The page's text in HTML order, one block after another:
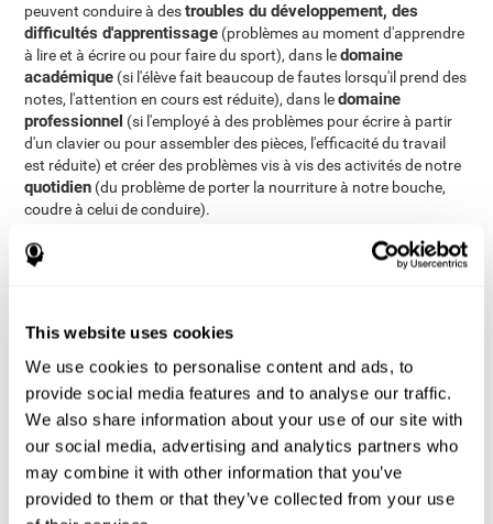
This website uses cookies
We use cookies to personalise content and ads, to
provide social media features and to analyse our traffic.
We also share information about your use of our site with
our social media, advertising and analytics partners who
may combine it with other information that you’ve
provided to them or that they’ve collected from your use
peuvent conduire à destroubles du développement, des
difficultés d'apprentissage (problèmes au moment d'apprendre
à lire et à écrire ou pour faire du sport), dans ledomaine
académique (si l'élève fait beaucoup de fautes lorsqu'il prend des
notes, l'attention en cours est réduite), dans ledomaine
professionnel (si l'employé à des problèmes pour écrire à partir
d'un clavier ou pour assembler des pièces, l'efficacité du travail
est réduite) et créer des problèmes vis à vis des activités de notre
quotidien (du problème de porter la nourriture à notre bouche,
coudre à celui de conduire).
Comment mesurer et évaluer la
comportements du jour le jour. Evoluer correctement dans notre
environnement implique directement une bonne coordination oeil-
main. Par delà, évaluer la coordination oeil-main peut être d'une
grande aide dans bien des domaines de notre vie: dans le
domaine scolaire (pour savoir si un enfant va à avoir des
problèmes pour écrire ou pour faire des activités en toute
réussite), dans le domaine de la santé (pour savoir si un patient